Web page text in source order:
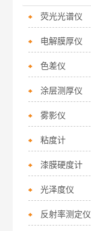
荧光光谱仪
电解膜厚仪
色差仪
涂层测厚仪
雾影仪
粘度计
漆膜硬度计
光泽度仪
反射率测定仪